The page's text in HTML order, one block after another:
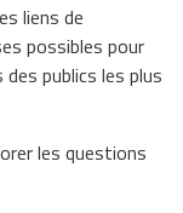
liens de
possibles pour
publics les plus
les questions